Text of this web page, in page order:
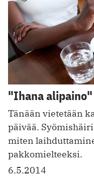
"Ihana alipaino"
Tänään vietetään
päivää.
miten
pakkomielteeksi.
6.5.2014